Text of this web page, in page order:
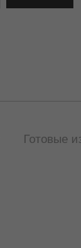
Готовые